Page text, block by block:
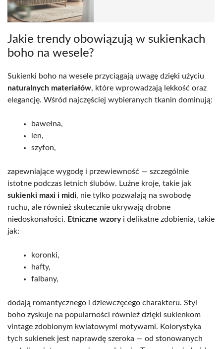
Jakie trendy obowiązują w sukienkach
boho na wesele?
Sukienki boho na wesele przyciągają uwagę dzięki użyciu
naturalnych materiałów, które wprowadzają lekkość oraz
elegancję. Wśród najczęściej wybieranych tkanin dominują:
bawełna,
len,
szyfon,
zapewniające wygodę i przewiewność — szczególnie
istotne podczas letnich ślubów. Luźne kroje, takie jak
sukienki maxi i midi, nie tylko pozwalają na swobodę
ruchu, ale również skutecznie ukrywają drobne
niedoskonałości. Etniczne wzoryi delikatne zdobienia, takie
jak:
koronki,
hafty,
falbany,
dodają romantycznego i dziewczęcego charakteru. Styl
boho zyskuje na popularności również dzięki sukienkom
vintage zdobionym kwiatowymi motywami. Kolorystyka
tych sukienek jest naprawdę szeroka — od stonowanych